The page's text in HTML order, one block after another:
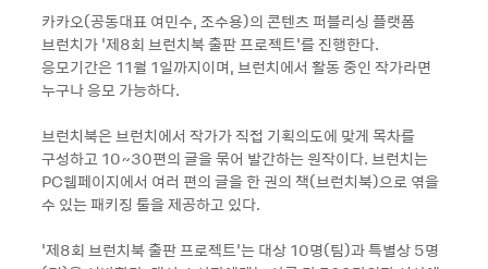
카카오(공동대표 여민수, 조수용)의 콘텐츠 퍼블리싱 플랫폼
브런치가 ‘제8회 브런치북 출판 프로젝트’를 진행한다.
응모기간은 11월 1일까지이며, 브런치에서 활동 중인 작가라면
누구나 응모 가능하다.
브런치북은 브런치에서 작가가 직접 기획의도에 맞게 목차를
구성하고 10~30편의 글을 묶어 발간하는 원작이다. 브런치는
PC웹페이지에서 여러 편의 글을 한 권의 책(브런치북)으로 엮을
수 있는 패키징 툴을 제공하고 있다.
‘제8회 브런치북 출판 프로젝트’는 대상 10명(팀)과 특별상 5명